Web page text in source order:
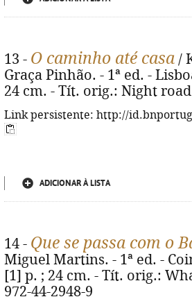
13 - O caminho até casa /
Graça Pinhão. - 1ª ed. -
24 cm. - Tít. orig.: Night
Link persistente: http://
ADICIONAR À LISTA
14 - Que se passa com o
Miguel Martins. - 1ª ed. -
[1] p. ; 24 cm. - Tít. orig.:
972-44-2948-9